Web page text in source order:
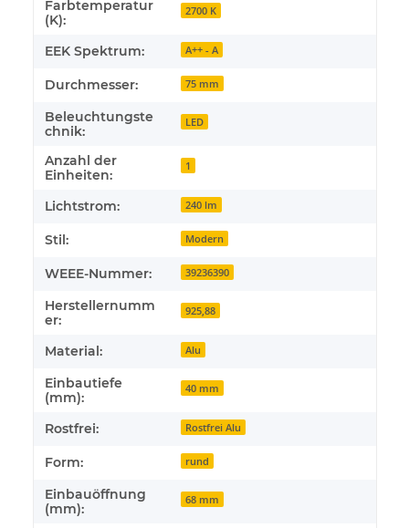
Farbtemperatur
(K):
2700 K
EEK Spektrum: A++ - A
Durchmesser: 75 mm
Beleuchtungste
chnik:
LED
Anzahl der
Einheiten:
1
Lichtstrom: 240 lm
Stil: Modern
WEEE-Nummer: 39236390
Herstellernumm
er:
925,88
Material: Alu
Einbautiefe
(mm):
40 mm
Rostfrei: Rostfrei Alu
Form: rund
Einbauöffnung
(mm):
68 mm